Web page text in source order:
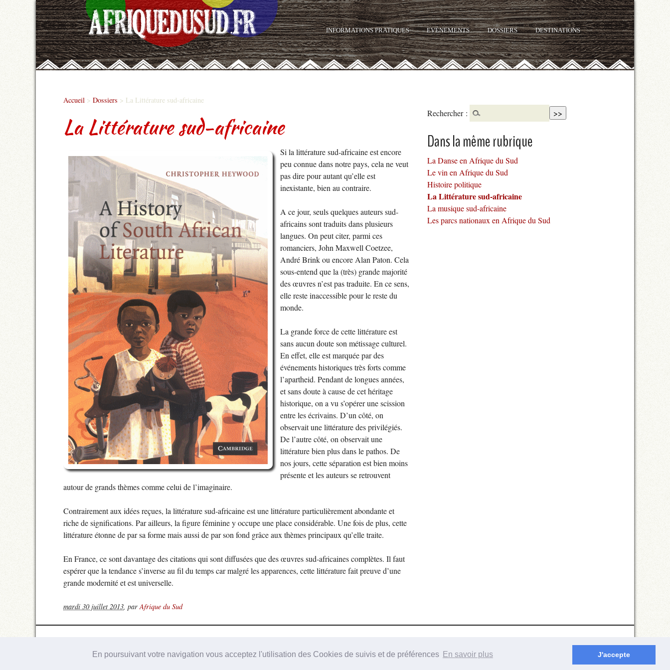
En poursuivant votre navigation vous acceptez l'utilisation des Cookies de suivis et de préférences En savoir plus J'accepte
DESTINATIONS
DOSSIERS
EVÈNEMENTS
INFORMATIONS PRATIQUES
Accueil > Dossiers > La Littérature sud-africaine
La Littérature sud-africaine
Si la littérature sud-africaine est encore
peu connue dans notre pays, cela ne veut
pas dire pour autant qu’elle est
inexistante, bien au contraire.
A ce jour, seuls quelques auteurs sud-
africains sont traduits dans plusieurs
langues. On peut citer, parmi ces
romanciers, John Maxwell Coetzee,
André Brink ou encore Alan Paton. Cela
sous-entend que la (très) grande majorité
des œuvres n’est pas traduite. En ce sens,
elle reste inaccessible pour le reste du
monde.
La grande force de cette littérature est
sans aucun doute son métissage culturel.
En effet, elle est marquée par des
événements historiques très forts comme
l’apartheid. Pendant de longues années,
et sans doute à cause de cet héritage
historique, on a vu s’opérer une scission
entre les écrivains. D’un côté, on
observait une littérature des privilégiés.
De l’autre côté, on observait une
littérature bien plus dans le pathos. De
nos jours, cette séparation est bien moins
présente et les auteurs se retrouvent
autour de grands thèmes comme celui de l’imaginaire.
Contrairement aux idées reçues, la littérature sud-africaine est une littérature particulièrement abondante et
riche de significations. Par ailleurs, la figure féminine y occupe une place considérable. Une fois de plus, cette
littérature étonne de par sa forme mais aussi de par son fond grâce aux thèmes principaux qu’elle traite.
En France, ce sont davantage des citations qui sont diffusées que des œuvres sud-africaines complètes. Il faut
espérer que la tendance s’inverse au fil du temps car malgré les apparences, cette littérature fait preuve d’une
grande modernité et est universelle.
mardi 30 juillet 2013 par Afrique du Sud
Rechercher :
Dans la même rubrique
La Danse en Afrique du Sud
Le vin en Afrique du Sud
Histoire politique
La Littérature sud-africaine
La musique sud-africaine
Les parcs nationaux en Afrique du Sud